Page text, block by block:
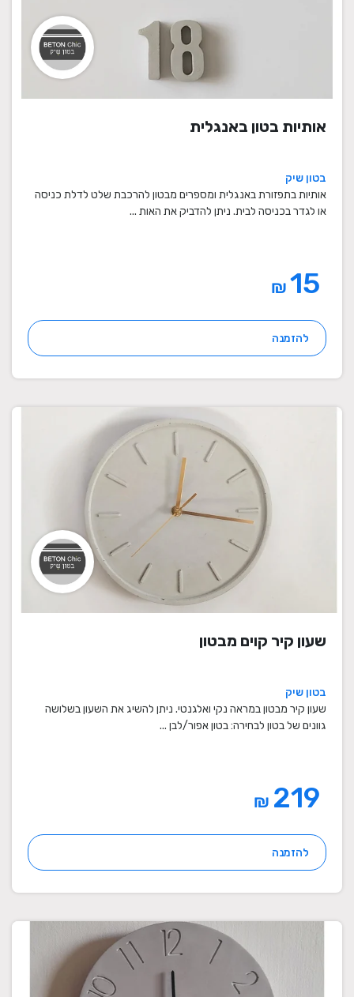
אותיות בטון באנגלית
בטון שיק
אותיות בתפזורת באנגלית ומספרים מבטון להרכבת שלט לדלת כניסה
או לגדר בכניסה לבית. ניתן להדביק את האות ...
₪
להזמנה
שעון קיר קוים מבטון
בטון שיק
שעון קיר מבטון במראה נקי ואלגנטי. ניתן להשיג את השעון בשלושה
גוונים של בטון לבחירה: בטון אפור/לבן ...
₪
להזמנה